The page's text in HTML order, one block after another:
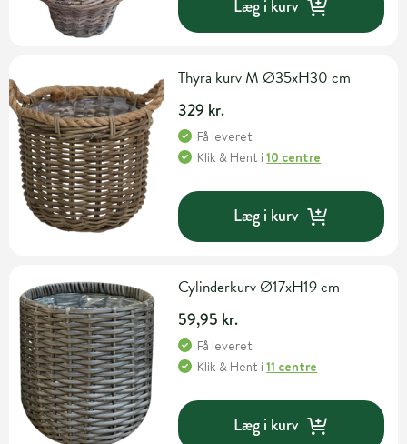
Læg i kurv
Thyra kurv M Ø35xH30 cm
329 kr.
Få leveret
Klik & Hent i10 centre
Læg i kurv
Cylinderkurv Ø17xH19 cm
59,95 kr.
Få leveret
Klik & Hent i11 centre
Læg i kurv